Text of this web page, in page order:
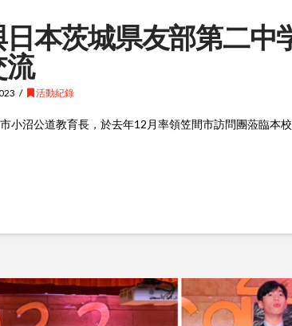
日本茨城県友部第二中
流
活動紀錄
小沼公道教育長，於去年12月率領笠間市訪問團蒞臨本